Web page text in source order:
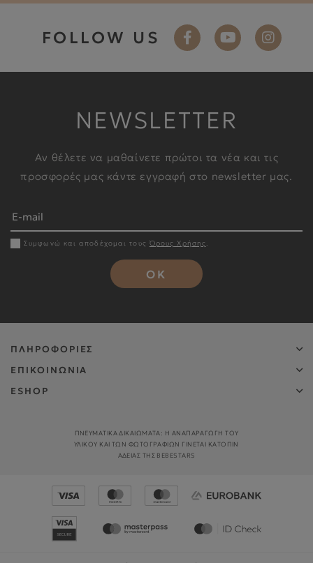
FOLLOW US
NEWSLETTER
Αν θέλετε να μαθαίνετε πρώτοι τα νέα και τις
προσφορές μας κάντε εγγραφή στο newsletter μας.
Συμφωνώ και αποδέχομαι τουςΌρους Χρήσης .
OK
ΠΛΗΡΟΦΟΡΙΕΣ
ΕΠΙΚΟΙΝΩΝΙΑ
ESHOP
ΠΝΕΥΜΑΤΙΚΑ ΔΙΚΑΙΩΜΑΤΑ: Η ΑΝΑΠΑΡΑΓΩΓΉ ΤΟΥ
ΥΛΙΚΟΎ ΚΑΙ ΤΩΝ ΦΩΤΟΓΡΑΦΙΏΝ ΓΊΝΕΤΑΙ ΚΑΤΌΠΙΝ
ΑΔΕΊΑΣ ΤΗΣ BEBESTARS